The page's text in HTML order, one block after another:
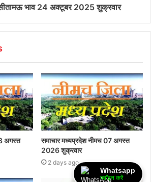
भाव 24 अक्टूबर 2025 शुक्रवार
अगस्त
समाचार मध्यप्रदेश नीमच 07 अगस्त
2026 शुक्रवार
2 days ago
Whatsapp
ज्वॉइन करें